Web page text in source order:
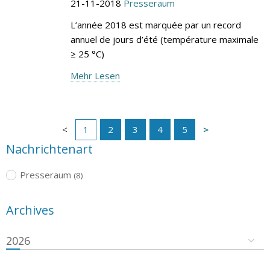
21-11-2018 Presseraum
L’année 2018 est marquée par un record
annuel de jours d’été (température maximale
≥ 25 °C)
Mehr Lesen
1 2 3 4 5
Nachrichtenart
Presseraum (8)
Archives
2026